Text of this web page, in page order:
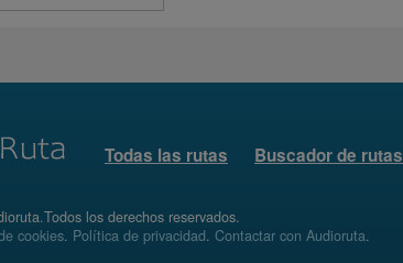
Todas las rutas Buscador de rutas
los derechos reservados.
cookies. Política de privacidad. Contactar con Audioruta.